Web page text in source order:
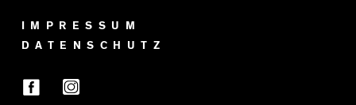
IMPRESSUM
DATENSCHUTZ